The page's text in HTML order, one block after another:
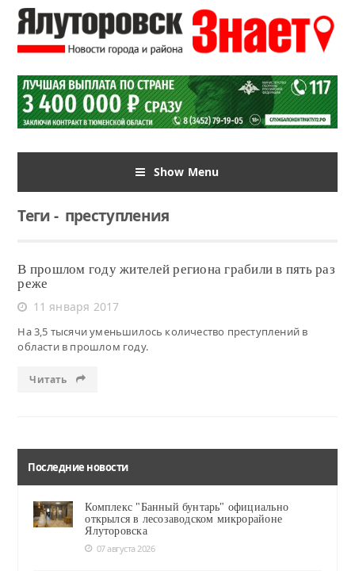
Show Menu
Теги-преступления
В прошлом году жителей региона грабили в пять раз
реже
11 января 2017
На 3,5 тысячи уменьшилось количество преступлений в
области в прошлом году.
Читать
Последние новости
Комплекс "Банный бунтарь" официально
открылся в лесозаводском микрорайоне
Ялуторовска
07 августа 2026